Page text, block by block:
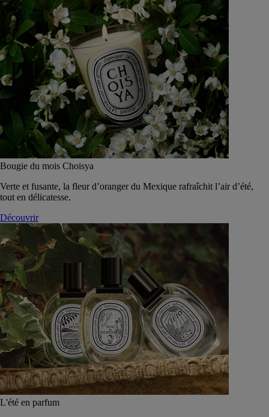
Bougie du mois Choisya
Verte et fusante, la fleur d’oranger du Mexique rafraîchit l’air d’été,
tout en délicatesse.
Découvrir
L'été en parfum